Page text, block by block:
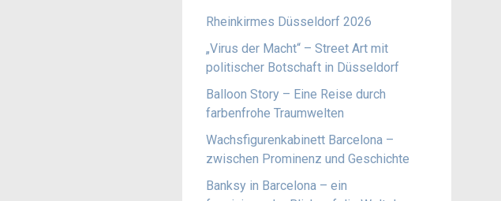
Rheinkirmes Düsseldorf 2026
„Virus der Macht“ – Street Art mit
politischer Botschaft in Düsseldorf
Balloon Story – Eine Reise durch
farbenfrohe Traumwelten
Wachsfigurenkabinett Barcelona –
zwischen Prominenz und Geschichte
Banksy in Barcelona – ein